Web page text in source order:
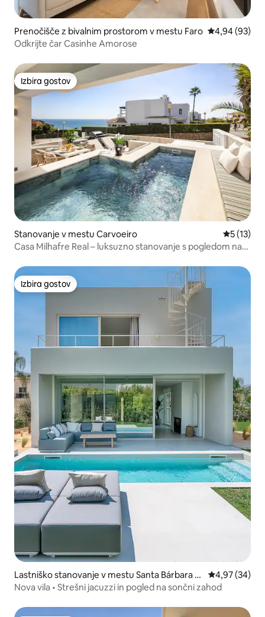
Prenočišče z bivalnim prostorom v mestu Faro Povprečna
4,94 (93)
Odkrijte čar Casinhe Amorose
Izbira gostov
Izbira gostov
Stanovanje v mestu Carvoeiro
5 (13)
Casa Milhafre Real – luksuzno stanovanje s pogledom na
Izbira gostov
Izbira gostov
Lastniško stanovanje v mestu Santa Bárbara d
e Nexe
Povprečna
4,97 (34)
Nova vila • Strešni jacuzzi in pogled na sončni zahod